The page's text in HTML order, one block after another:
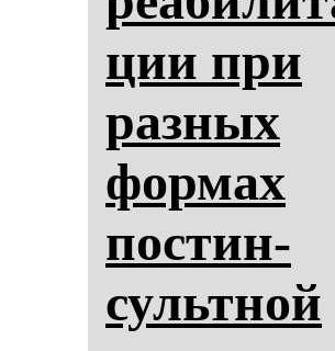
ции при
раз­ных
фор­мах
пос­тин­
сультной